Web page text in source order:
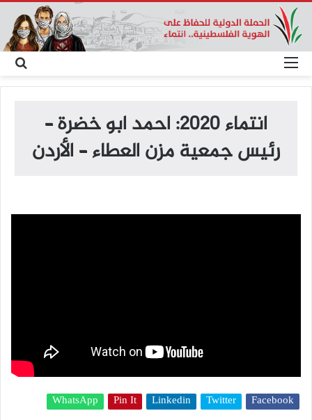
عن
انتماء 2020: احمد ابو خضرة –
رئيس جمعية مزن العطاء – الأردن
Facebook
Twitter
Linkedin
Pin It
WhatsApp